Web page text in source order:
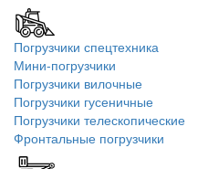
Погрузчики спецтехника
Мини-погрузчики
Погрузчики вилочные
Погрузчики гусеничные
Погрузчики телескопические
Фронтальные погрузчики